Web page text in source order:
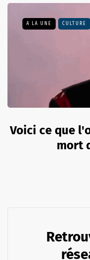
A LA UNE CULTURE
Voici ce que
mort